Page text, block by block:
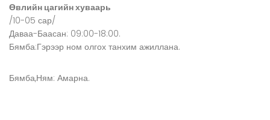
Өвлийн цагийн хуваарь
/10-05 сар/
Даваа-Баасан: 09:00-18:00.
Бямба:Гэрээр ном олгох танхим ажиллана.
Бямба,Ням: Амарна.